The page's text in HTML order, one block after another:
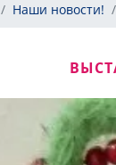
Наши новости!